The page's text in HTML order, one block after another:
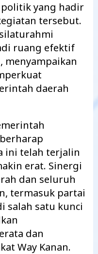
yang hadir
tersebut.
ruang efektif
daerah
ini telah terjalin
erat. Sinergi
dan seluruh
termasuk partai
salah satu kunci
dan
Way Kanan.